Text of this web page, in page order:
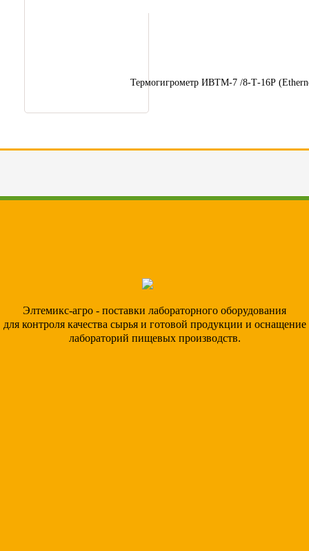
Термогигрометр ИВТМ-7 /8-Т-16Р
Элтемикс-агро - поставки лабораторного оборудования
для контроля качества сырья и готовой продукции и оснащение
лабораторий пищевых производств.